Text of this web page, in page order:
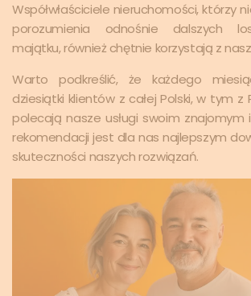
Współwłaściciele nieruchomości, którzy
porozumienia odnośnie dalszych
majątku, również chętnie korzystają z
Warto podkreślić, że każdego
dziesiątki klientów z całej Polski, w tym z
polecają nasze usługi swoim znajomym
rekomendacji jest dla nas najlepszym
skuteczności naszych rozwiązań.